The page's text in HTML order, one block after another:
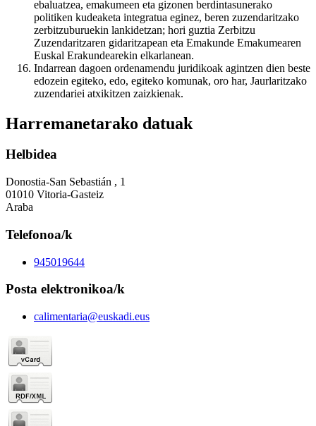
ebaluatzea, emakumeen eta gizonen berdintasunerako
politiken kudeaketa integratua eginez, beren zuzendaritzako
zerbitzuburuekin lankidetzan; hori guztia Zerbitzu
Zuzendaritzaren gidaritzapean eta Emakunde Emakumearen
Euskal Erakundearekin elkarlanean.
Indarrean dagoen ordenamendu juridikoak agintzen dien beste
edozein egiteko, edo, egiteko komunak, oro har, Jaurlaritzako
zuzendariei atxikitzen zaizkienak.
Harremanetarako datuak
Helbidea
Donostia-San Sebastián , 1
01010 Vitoria-Gasteiz
Araba
Telefonoa/k
945019644
Posta elektronikoa/k
calimentaria@euskadi.eus